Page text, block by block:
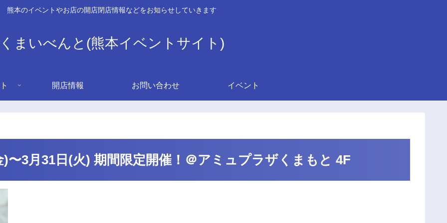
熊本のイベントやお店の開店閉店情報などをお知らせしていきます
まいべんと(熊本イベントサイト)
開店情報 お問い合わせ イベント
3月31日(火) 期間限定開催！＠アミュプラザくまもと 4F